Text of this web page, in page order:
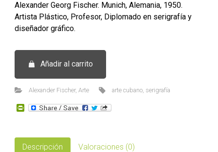
Alexander Georg Fischer. Munich, Alemania, 1950.
Artista Plástico, Profesor, Diplomado en serigrafía y
diseñador gráfico.
Alexander
Fischer
07
cantidad
Añadir al carrito
Alexander Fischer, Arte arte cubano serigrafía
P
t
F
Descripción Valoraciones (0)